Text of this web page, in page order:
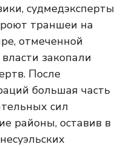
судмедэксперты
траншеи на
отмеченной
закопали
После
большая часть
сил
районы, оставив в